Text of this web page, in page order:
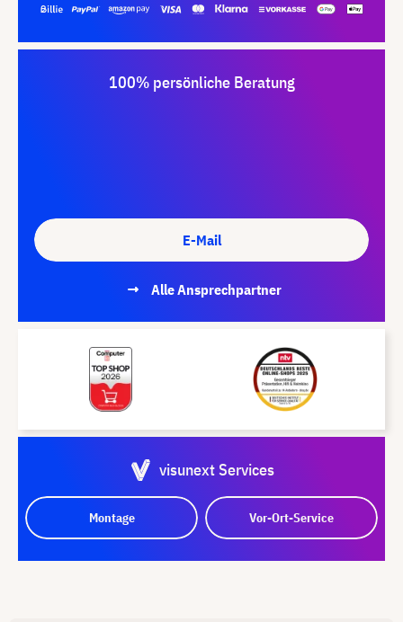
100% persönliche Beratung
E-Mail
Alle Ansprechpartner
visunext Services
Montage Vor-Ort-Service